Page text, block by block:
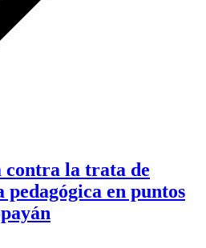
contra la trata de
pedagógica en puntos